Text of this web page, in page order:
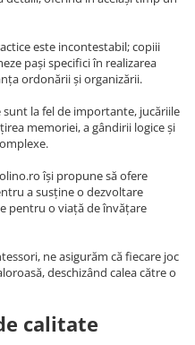
este incontestabil; copiii
pași specifici în realizarea
ordonării și organizării.
la fel de importante, jucăriile
memoriei, a gândirii logice și
își propune să ofere
a susține o dezvoltare
pentru o viață de învățare
ne asigurăm că fiecare joc
deschizând calea către o
calitate